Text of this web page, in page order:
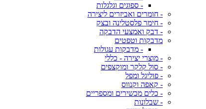
- ספוגים וגלגלות
- חומרים ואביזרים ליצירה
- חימר פלסטלינה ובצק
- דבק ואמצעי הדבקה
מדבקות וטפטים
- מדבקות עגולות
- מוצרי יצירה - כללי
- סול קלקר ומוקצפים
- פוליגל ומפל
- קאפה וקנווס
- כלים מכשירים ומספריים
- שבלונות